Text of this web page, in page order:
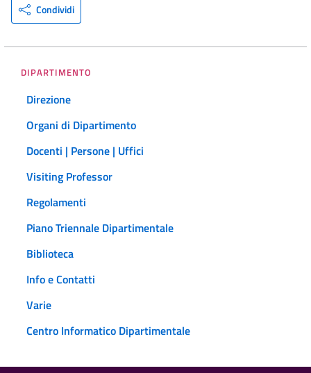
Condividi
DIPARTIMENTO
Direzione
Organi di Dipartimento
Docenti | Persone | Uffici
Visiting Professor
Regolamenti
Piano Triennale Dipartimentale
Biblioteca
Info e Contatti
Varie
Centro Informatico Dipartimentale